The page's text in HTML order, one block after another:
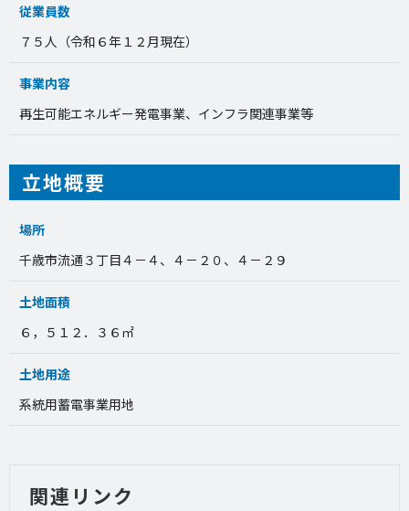
従業員数
７５人（令和６年１２月現在）
事業内容
再生可能エネルギー発電事業、インフラ関連事業等
立地概要
場所
千歳市流通３丁目４－４、４－２０、４－２９
土地面積
６，５１２．３６㎡
土地用途
系統用蓄電事業用地
関連リンク